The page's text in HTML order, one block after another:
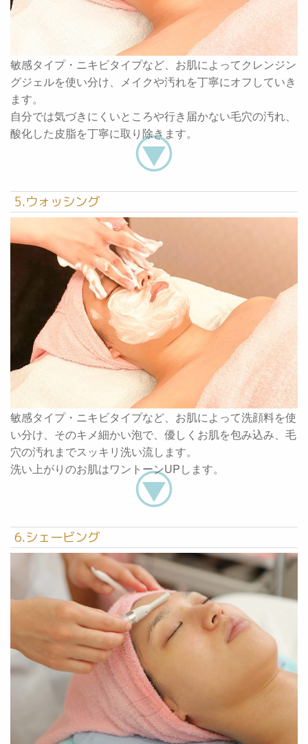
敏感タイプ・ニキビタイプなど、お肌によってクレンジン
グジェルを使い分け、メイクや汚れを丁寧にオフしていき
ます。
自分では気づきにくいところや行き届かない毛穴の汚れ、
酸化した皮脂を丁寧に取り除きます。
5.ウォッシング
敏感タイプ・ニキビタイプなど、お肌によって洗顔料を使
い分け、そのキメ細かい泡で、優しくお肌を包み込み、毛
穴の汚れまでスッキリ洗い流します。
洗い上がりのお肌はワントーンUPします。
6.シェービング